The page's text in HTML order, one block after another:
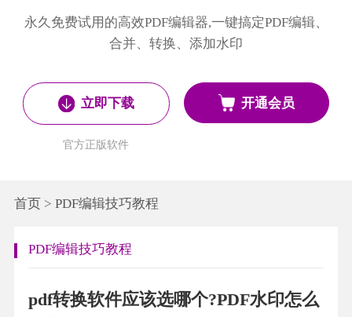
永久免费试用的高效PDF编辑器,一键搞定PDF编辑、
合并、转换、添加水印
立即下载
官方正版软件
开通会员
首页> PDF编辑技巧教程
PDF编辑技巧教程
pdf转换软件应该选哪个?PDF水印怎么